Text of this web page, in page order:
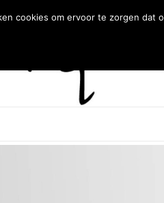
cookies om ervoor te zorgen dat